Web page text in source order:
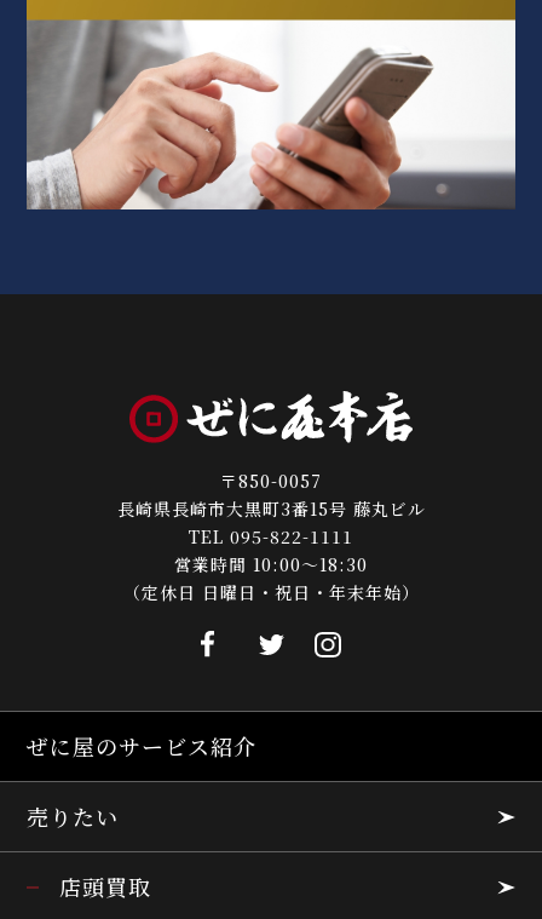
〒850-0057
長崎県長崎市大黒町3番15号 藤丸ビル
TEL 095-822-1111
営業時間 10:00～18:30
（定休日 日曜日・祝日・年末年始）
ぜに屋のサービス紹介
売りたい
店頭買取